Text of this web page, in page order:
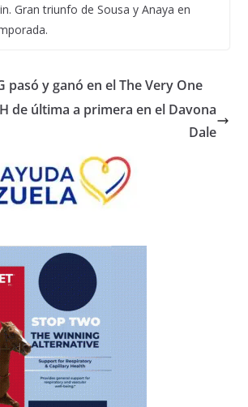
Gran triunfo de Sousa y Anaya en
pasó y ganó en el The Very One
de última a primera en el Davona
Dale